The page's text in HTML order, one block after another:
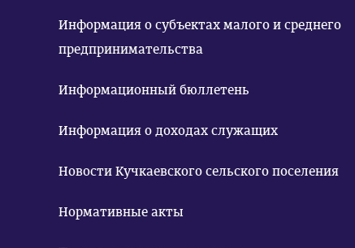
Информация о субъектах малого и среднего
предпринимательства
Информационный бюллетень
Информация о доходах служащих
Новости Кучкаевского сельского поселения
Нормативные акты